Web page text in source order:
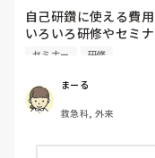
自己研鑽に使える費
いろいろ研修やセミ
が、費用もバカにな
セミナー 研修
まーる
救急科, 外来